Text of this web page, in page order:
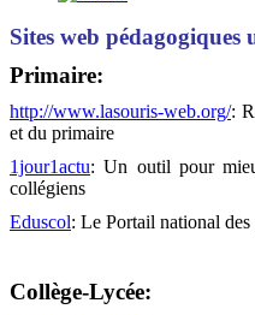
Sites web pédagogiques
Primaire:
http://www.lasouris-web.org/:
et du primaire
1jour1actu:Un outil pour
collégiens
Eduscol: Le Portail national
Collège-Lycée: